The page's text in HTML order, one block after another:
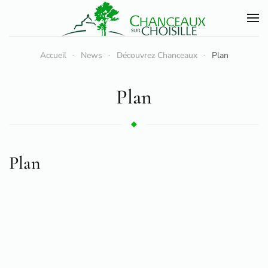
Accéder au contenu principal
Accueil News Découvrez Chanceaux Plan
Plan
Plan